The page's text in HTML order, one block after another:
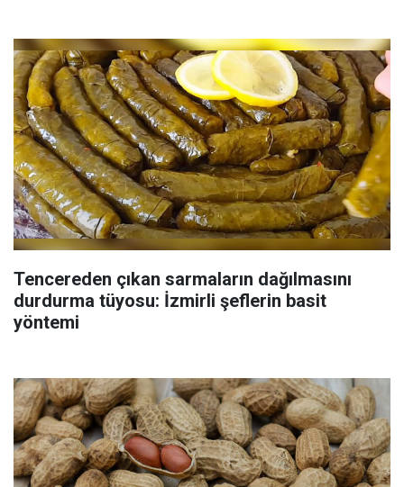
Tencereden çıkan sarmaların dağılmasını
durdurma tüyosu: İzmirli şeflerin basit
yöntemi